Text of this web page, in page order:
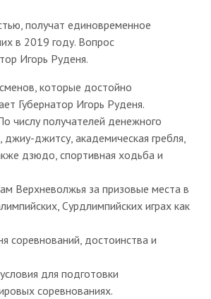
получат единовременное
в 2019 году. Вопрос
Игорь Руденя.
которые достойно
Губернатор Игорь Руденя.
числу получателей денежного
джитсу, академическая гребля,
дзюдо, спортивная ходьба и
Верхневолжья за призовые места в
Сурдлимпийских играх как
соревнований, достоинства и
для подготовки
соревнованиях.